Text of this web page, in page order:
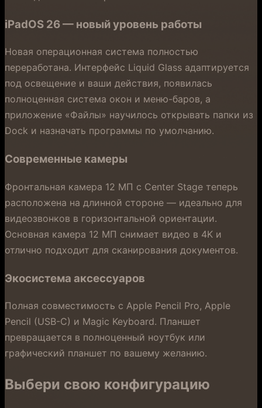
iPadOS 26 — новый уровень работы
Новая операционная система полностью
переработана. Интерфейс Liquid Glass адаптируется
под освещение и ваши действия, появилась
полноценная система окон и меню-баров, а
приложение «Файлы» научилось открывать папки из
Dock и назначать программы по умолчанию.
Современные камеры
Фронтальная камера 12 МП с Center Stage теперь
расположена на длинной стороне — идеально для
видеозвонков в горизонтальной ориентации.
Основная камера 12 МП снимает видео в 4K и
отлично подходит для сканирования документов.
Экосистема аксессуаров
Полная совместимость с Apple Pencil Pro, Apple
Pencil (USB-C) и Magic Keyboard. Планшет
превращается в полноценный ноутбук или
графический планшет по вашему желанию.
Выбери свою конфигурацию